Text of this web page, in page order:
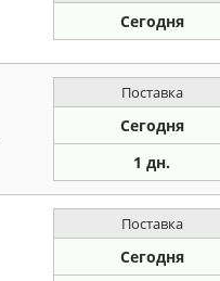
Сегодня
Поставка
Сегодня
1 дн.
Поставка
Сегодня